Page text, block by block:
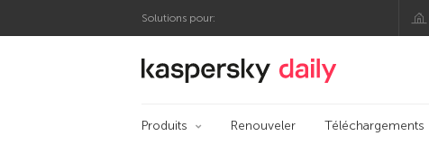
Solutions pour:
Blog officiel de Kaspersky
Produits Renouveler Téléchargements